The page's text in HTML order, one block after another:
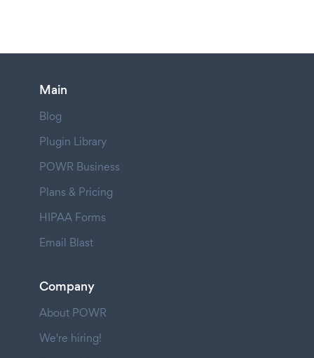
Main
Blog
Plugin Library
POWR Business
Plans & Pricing
HIPAA Forms
Email Blast
Company
About POWR
We're hiring!